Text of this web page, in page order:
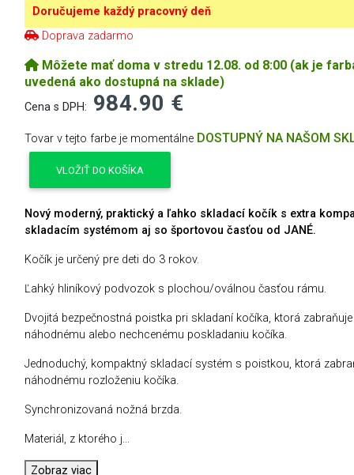
Doručujeme každý pracovný deň
Doprava zadarmo
Môžete mať doma v stredu 12.08. od 8:00 (ak je
uvedená ako dostupná na sklade)
Cena s DPH: 984.90 €
Tovar v tejto farbe je momentálne DOSTUPNÝ NA NAŠOM
VLOŽIŤ DO KOŠÍKA
Nový moderný, praktický a ľahko skladací kočík s extra
skladacím systémom aj so športovou časťou od JANÉ.
Kočík je určený pre deti do 3 rokov.
Ľahký hliníkový podvozok s plochou/oválnou časťou rámu.
Dvojitá bezpečnostná poistka pri skladaní kočíka, ktorá zabraňuje
náhodnému alebo nechcenému poskladaniu kočíka.
Jednoduchý, kompaktný skladací systém s poistkou, ktorá
náhodnému rozloženiu kočíka.
Synchronizovaná nožná brzda.
Materiál, z ktorého j...
Zobraz viac